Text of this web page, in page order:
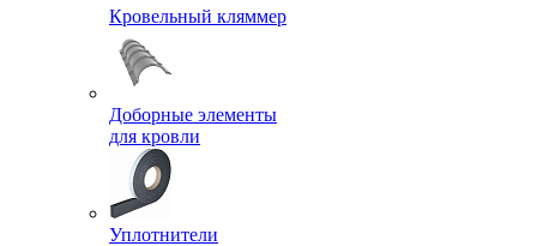
Кровельный кляммер
Доборные элементы
для кровли
Уплотнители